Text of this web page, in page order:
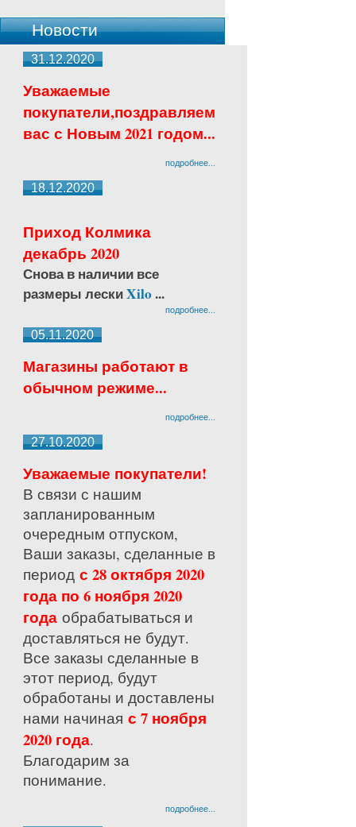
Новости
31.12.2020
Уважаемые
покупатели,поздравляем
вас с Новым 2021 годом...
подробнее...
18.12.2020
Приход Колмика
декабрь 2020
Снова в наличии все
размеры лескиXilo...
подробнее...
05.11.2020
Магазины работают в
обычном режиме...
подробнее...
27.10.2020
Уважаемые покупатели!
В связи с нашим
запланированным
очередным отпуском,
Ваши заказы, сделанные в
период с 28 октября 2020
года по 6 ноября 2020
года обрабатываться и
доставляться не будут.
Все заказы сделанные в
этот период, будут
обработаны и доставлены
нами начиная с 7 ноября
2020 года.
Благодарим за
понимание.
подробнее...